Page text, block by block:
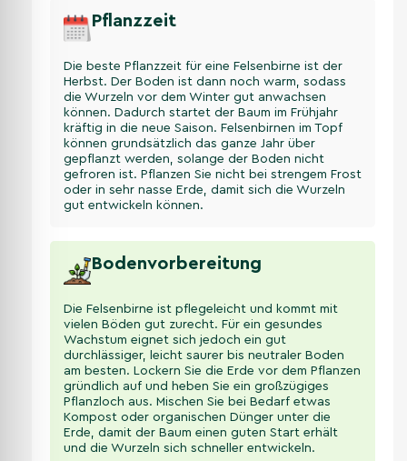
Pflanzzeit
Die beste Pflanzzeit für eine Felsenbirne ist der
Herbst. Der Boden ist dann noch warm, sodass
die Wurzeln vor dem Winter gut anwachsen
können. Dadurch startet der Baum im Frühjahr
kräftig in die neue Saison. Felsenbirnen im Topf
können grundsätzlich das ganze Jahr über
gepflanzt werden, solange der Boden nicht
gefroren ist. Pflanzen Sie nicht bei strengem Frost
oder in sehr nasse Erde, damit sich die Wurzeln
gut entwickeln können.
Bodenvorbereitung
Die Felsenbirne ist pflegeleicht und kommt mit
vielen Böden gut zurecht. Für ein gesundes
Wachstum eignet sich jedoch ein gut
durchlässiger, leicht saurer bis neutraler Boden
am besten. Lockern Sie die Erde vor dem Pflanzen
gründlich auf und heben Sie ein großzügiges
Pflanzloch aus. Mischen Sie bei Bedarf etwas
Kompost oder organischen Dünger unter die
Erde, damit der Baum einen guten Start erhält
und die Wurzeln sich schneller entwickeln.